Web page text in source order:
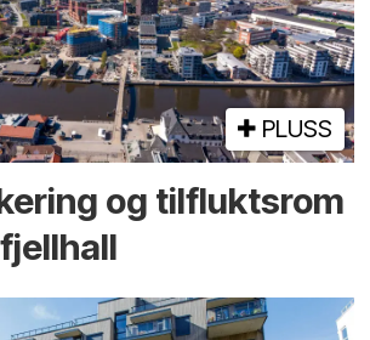
PLUSS
og tilflukts­rom